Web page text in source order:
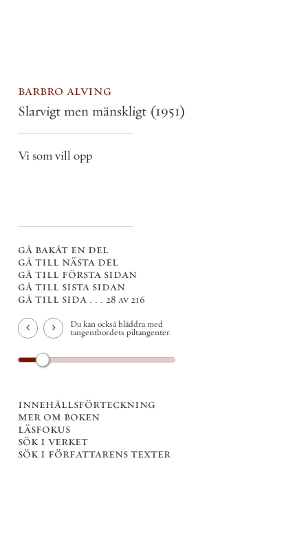
barbro alving
Slarvigt men mänskligt (1951)
Vi som vill opp
gå bakåt en del
gå till nästa del
gå till första sidan
gå till sista sidan
gå till sida . . . 28 av 216
Du kan också bläddra med
tangentbordets piltangenter.
innehållsförteckning
mer om boken
läsfokus
sök i verket
sök i författarens texter